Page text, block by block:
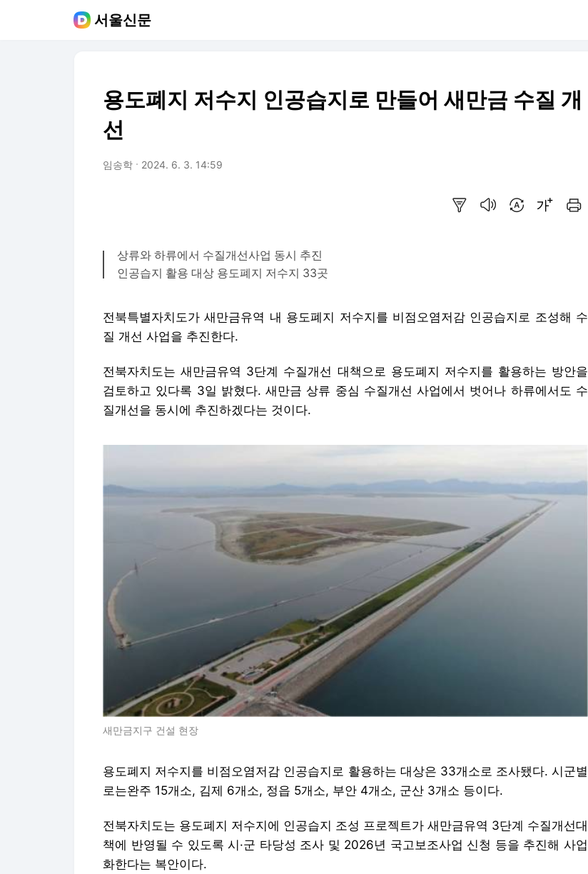
서울신문
용도폐지 저수지 인공습지로 만들어 새만금 수질 개
선
임송학 2024. 6. 3. 14:59
상류와 하류에서 수질개선사업 동시 추진
인공습지 활용 대상 용도폐지 저수지 33곳
전북특별자치도가 새만금유역 내 용도폐지 저수지를 비점오염저감 인공습지로 조성해 수
질 개선 사업을 추진한다.
전북자치도는 새만금유역 3단계 수질개선 대책으로 용도폐지 저수지를 활용하는 방안을
검토하고 있다록 3일 밝혔다. 새만금 상류 중심 수질개선 사업에서 벗어나 하류에서도 수
질개선을 동시에 추진하겠다는 것이다.
새만금지구 건설 현장
용도폐지 저수지를 비점오염저감 인공습지로 활용하는 대상은 33개소로 조사됐다. 시군별
로는완주 15개소, 김제 6개소, 정읍 5개소, 부안 4개소, 군산 3개소 등이다.
전북자치도는 용도폐지 저수지에 인공습지 조성 프로젝트가 새만금유역 3단계 수질개선대
책에 반영될 수 있도록 시·군 타당성 조사 및 2026년 국고보조사업 신청 등을 추진해 사업
화한다는 복안이다.